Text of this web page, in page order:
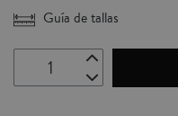
Guía de tallas